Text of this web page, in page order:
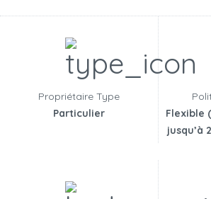
Propriétaire Type
Particulier
Flexible
jusqu’à